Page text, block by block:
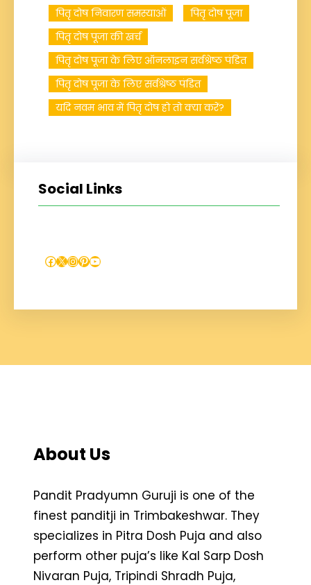
पितृ दोष निवारण समस्याओं
पितृ दोष पूजा
पितृ दोष पूजा की खर्च
पितृ दोष पूजा के लिए ऑनलाइन सर्वश्रेष्ठ पंडित
पितृ दोष पूजा के लिए सर्वश्रेष्ठ पंडित
यदि नवम भाव में पितृ दोष हो तो क्या करें?
Social Links
Facebook X InstagramPinterest YouTube
About Us
Pandit Pradyumn Guruji is one of the
finest panditji in Trimbakeshwar. They
specializes in Pitra Dosh Puja and also
perform other puja’s like Kal Sarp Dosh
Nivaran Puja, Tripindi Shradh Puja,